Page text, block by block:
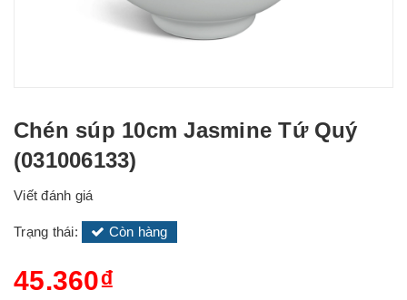
Chén súp 10cm Jasmine Tứ Quý
(031006133)
Viết đánh giá
Trạng thái: Còn hàng
45.360₫